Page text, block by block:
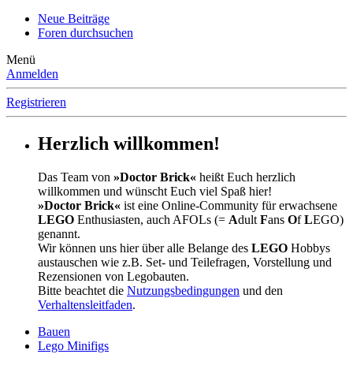
Neue Beiträge
Foren durchsuchen
Menü
Anmelden
Registrieren
Herzlich willkommen!
Das Team von »Doctor Brick« heißt Euch herzlich
willkommen und wünscht Euch viel Spaß hier!
»Doctor Brick« ist eine Online-Community für erwachsene
LEGO Enthusiasten, auch AFOLs (= Adult Fans OfLEGO)
genannt.
Wir können uns hier über alle Belange des LEGO Hobbys
austauschen wie z.B. Set- und Teilefragen, Vorstellung und
Rezensionen von Legobauten.
Bitte beachtet die Nutzungsbedingungen und den
Verhaltensleitfaden.
Bauen
Lego Minifigs